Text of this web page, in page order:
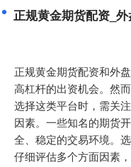
正规黄金期货配资_
正规黄金期货配资和外
高杠杆的出资机会。然
选择这类平台时，需关
因素。一些知名的期货
全、稳定的交易环境。
仔细评估多个方面因素